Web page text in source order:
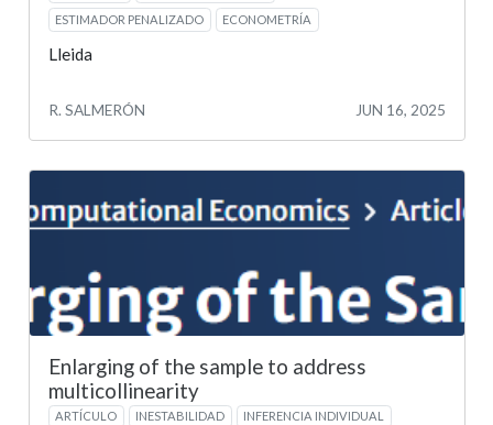
ESTIMADOR PENALIZADO
ECONOMETRÍA
Lleida
R. SALMERÓN JUN 16, 2025
Enlarging of the sample to address
multicollinearity
ARTÍCULO INESTABILIDAD
INFERENCIA INDIVIDUAL